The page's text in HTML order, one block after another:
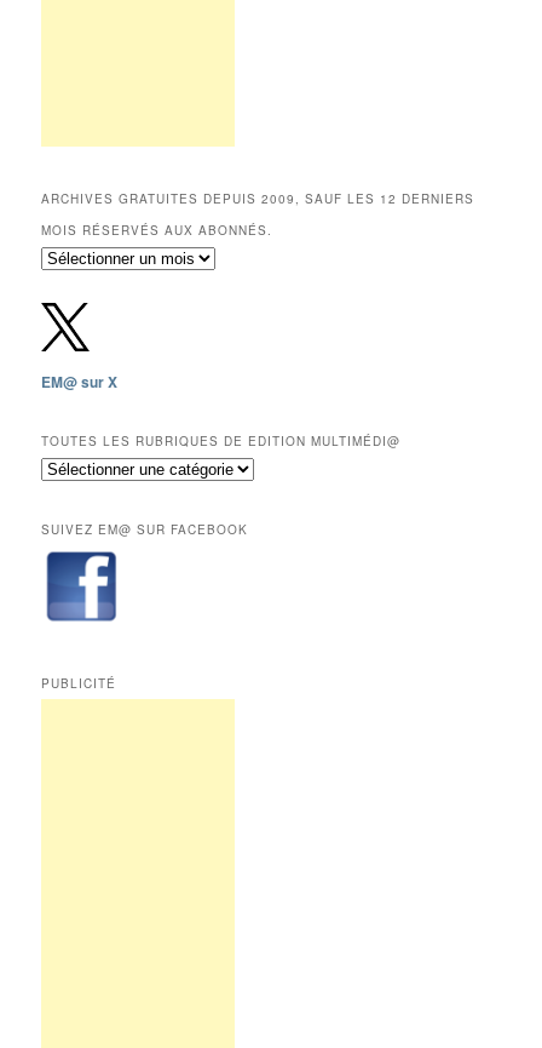
ARCHIVES GRATUITES DEPUIS 2009, SAUF LES 12 DERNIERS
MOIS RÉSERVÉS AUX ABONNÉS.
Archives
depuis
2009,
sauf
les
mois
réservés
aux
EM@ sur X
TOUTES LES RUBRIQUES DE EDITION MULTIMÉDI@
Toutes
de
Edition
Multimédi@
SUIVEZ EM@ SUR FACEBOOK
PUBLICITÉ